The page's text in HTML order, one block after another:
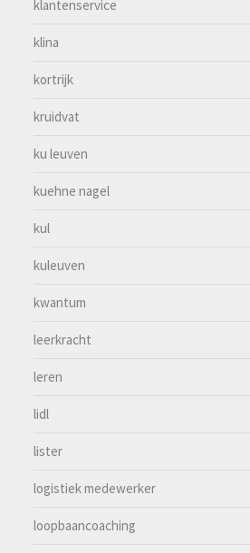
klantenservice
klina
kortrijk
kruidvat
ku leuven
kuehne nagel
kul
kuleuven
kwantum
leerkracht
leren
lidl
lister
logistiek medewerker
loopbaancoaching